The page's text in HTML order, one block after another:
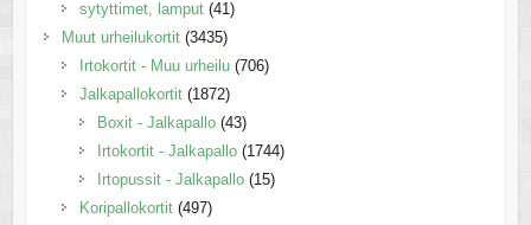
sytyttimet, lamput (41)
Muut urheilukortit (3435)
Irtokortit - Muu urheilu (706)
Jalkapallokortit (1872)
Boxit - Jalkapallo (43)
Irtokortit - Jalkapallo (1744)
Irtopussit - Jalkapallo (15)
Koripallokortit (497)